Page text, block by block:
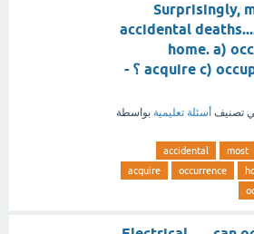
Surprisingly,
accidental
home. a)
acquire c) occupy d) occur ؟ -
تصنيف أسئلة تعليمية بواسطة
most
accidental
occurrence
acquire